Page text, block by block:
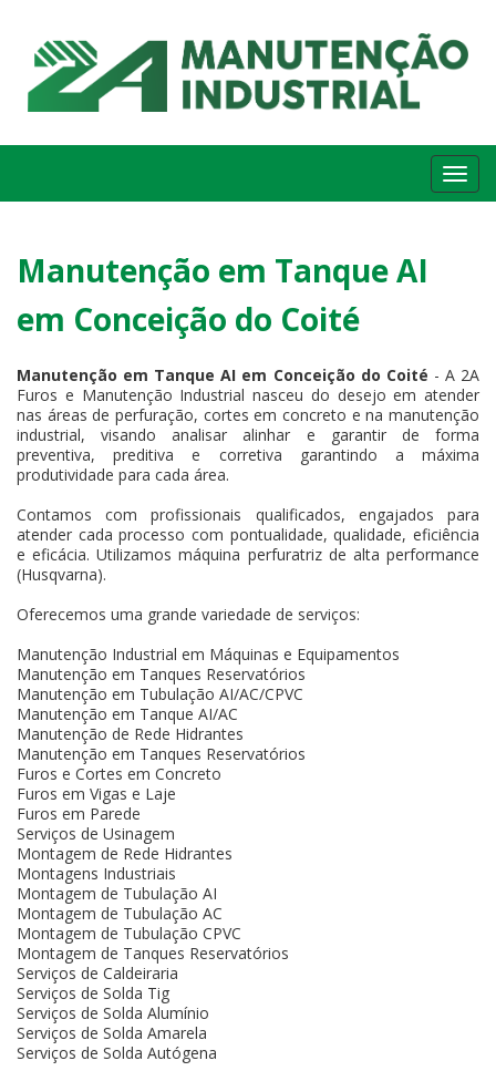
Manutenção em Tanque AI
em Conceição do Coité
Manutenção em Tanque AI em Conceição do Coité - A 2A
Furos e Manutenção Industrial nasceu do desejo em atender
nas áreas de perfuração, cortes em concreto e na manutenção
industrial, visando analisar alinhar e garantir de forma
preventiva, preditiva e corretiva garantindo a máxima
produtividade para cada área.
Contamos com profissionais qualificados, engajados para
atender cada processo com pontualidade, qualidade, eficiência
e eficácia. Utilizamos máquina perfuratriz de alta performance
(Husqvarna).
Oferecemos uma grande variedade de serviços:
Manutenção Industrial em Máquinas e Equipamentos
Manutenção em Tanques Reservatórios
Manutenção em Tubulação AI/AC/CPVC
Manutenção em Tanque AI/AC
Manutenção de Rede Hidrantes
Manutenção em Tanques Reservatórios
Furos e Cortes em Concreto
Furos em Vigas e Laje
Furos em Parede
Serviços de Usinagem
Montagem de Rede Hidrantes
Montagens Industriais
Montagem de Tubulação AI
Montagem de Tubulação AC
Montagem de Tubulação CPVC
Montagem de Tanques Reservatórios
Serviços de Caldeiraria
Serviços de Solda Tig
Serviços de Solda Alumínio
Serviços de Solda Amarela
Serviços de Solda Autógena